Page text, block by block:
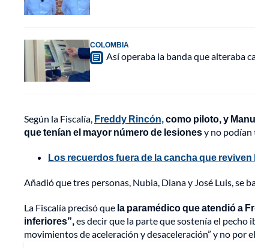
COLOMBIA
Así operaba la banda que alteraba
Según la Fiscalía, Freddy Rincón,como piloto, y
que tenían el mayor número de lesionesy no podían
Los recuerdos fuera de la cancha que
Añadió que tres personas, Nubia, Diana y José Luis, se
La Fiscalía precisó que la paramédico que atendió a
inferiores”,es decir que la parte que sostenía el pecho
movimientos de aceleración y desaceleración” y no por